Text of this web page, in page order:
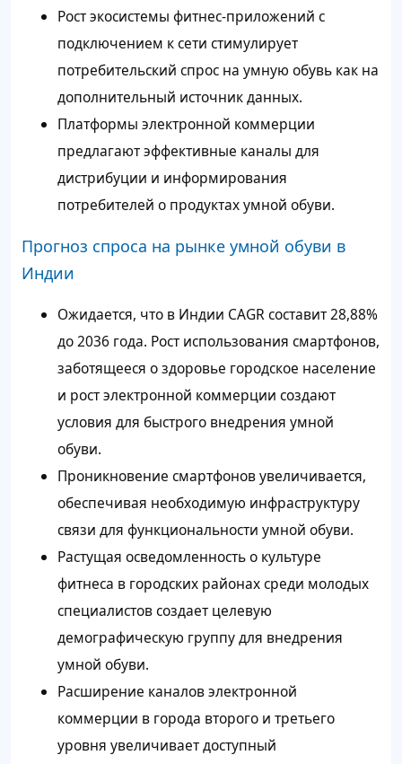
Рост экосистемы фитнес-приложений с
подключением к сети стимулирует
потребительский спрос на умную обувь как на
дополнительный источник данных.
Платформы электронной коммерции
предлагают эффективные каналы для
дистрибуции и информирования
потребителей о продуктах умной обуви.
Прогноз спроса на рынке умной обуви в
Индии
Ожидается, что в Индии CAGR составит 28,88%
до 2036 года. Рост использования смартфонов,
заботящееся о здоровье городское население
и рост электронной коммерции создают
условия для быстрого внедрения умной
обуви.
Проникновение смартфонов увеличивается,
обеспечивая необходимую инфраструктуру
связи для функциональности умной обуви.
Растущая осведомленность о культуре
фитнеса в городских районах среди молодых
специалистов создает целевую
демографическую группу для внедрения
умной обуви.
Расширение каналов электронной
коммерции в города второго и третьего
уровня увеличивает доступный